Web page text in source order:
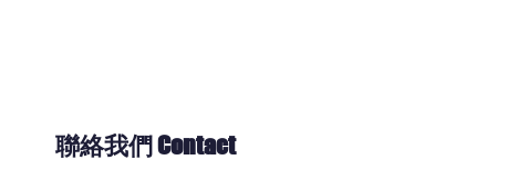
聯絡我們 Contact